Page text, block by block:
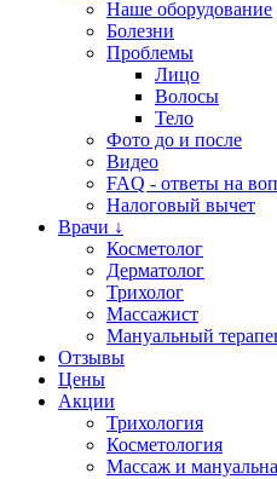
Наше оборудование
Болезни
Проблемы
Лицо
Волосы
Тело
Фото до и после
Видео
FAQ - ответы на
Налоговый вычет
Врачи ↓
Косметолог
Дерматолог
Трихолог
Массажист
Мануальный
Отзывы
Цены
Акции
Трихология
Косметология
Массаж и